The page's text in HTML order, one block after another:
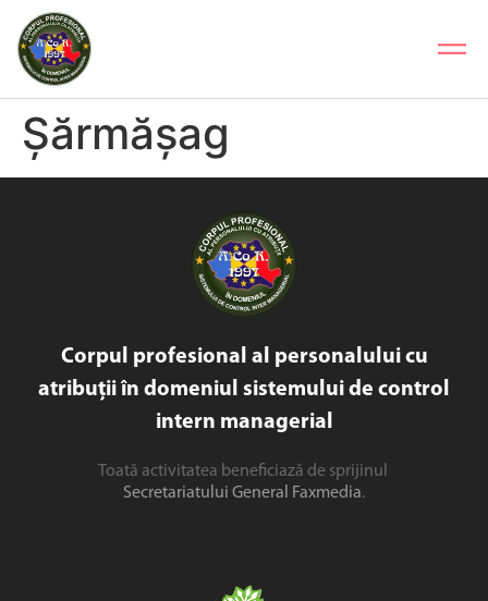
Șărmășag
Corpul profesional al personalului cu
atribuții în domeniul sistemului de control
intern managerial
Toată activitatea beneficiază de sprijinul
Secretariatului General Faxmedia.